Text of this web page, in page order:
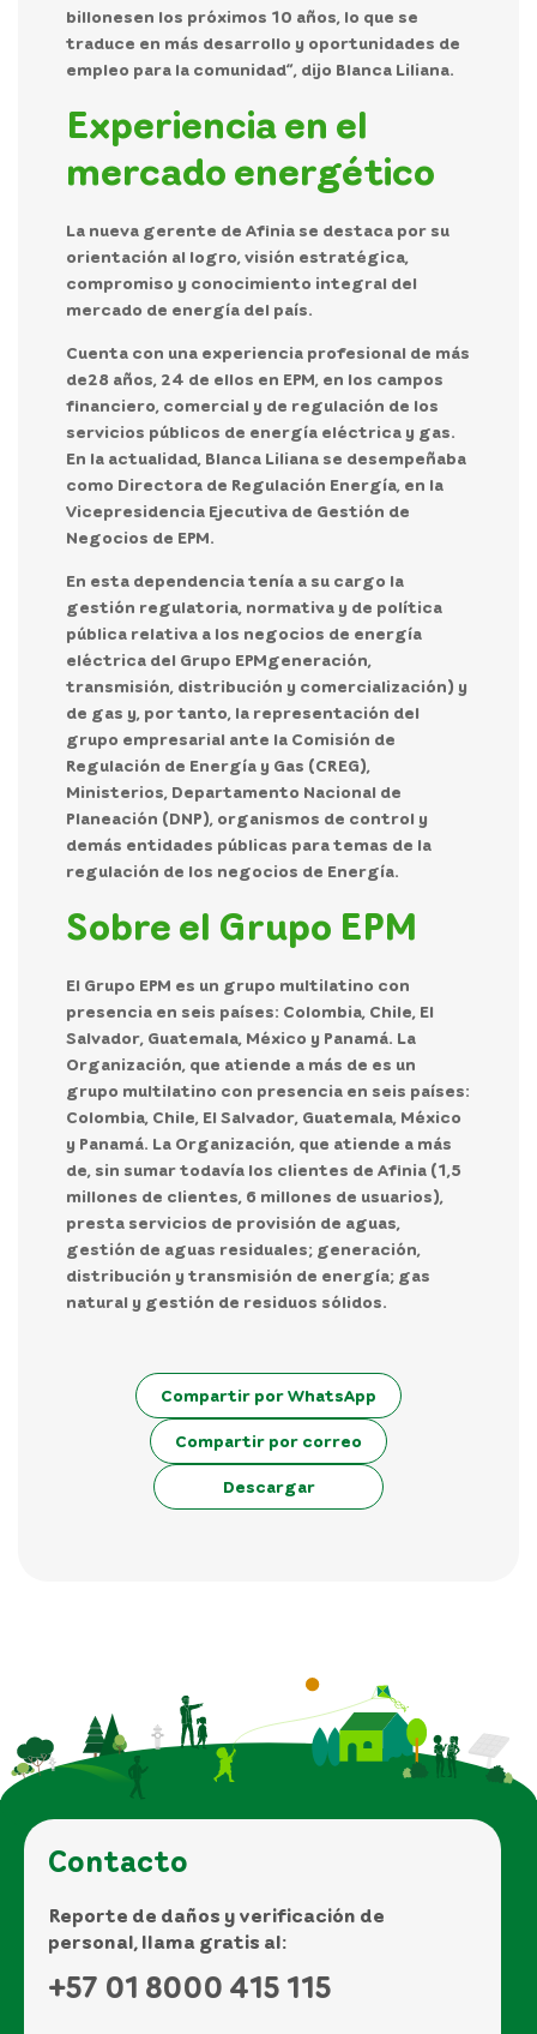
billonesen los próximos 10 años, lo que se
traduce en más desarrollo y oportunidades de
empleo para la comunidad”, dijo Blanca Liliana.
Experiencia en el
mercado energético
La nueva gerente de Afinia se destaca por su
orientación al logro, visión estratégica,
compromiso y conocimiento integral del
mercado de energía del país.
Cuenta con una experiencia profesional de más
de28 años, 24 de ellos en EPM, en los campos
financiero, comercial y de regulación de los
servicios públicos de energía eléctrica y gas.
En la actualidad, Blanca Liliana se desempeñaba
como Directora de Regulación Energía, en la
Vicepresidencia Ejecutiva de Gestión de
Negocios de EPM.
En esta dependencia tenía a su cargo la
gestión regulatoria, normativa y de política
pública relativa a los negocios de energía
eléctrica del Grupo EPMgeneración,
transmisión, distribución y comercialización) y
de gas y, por tanto, la representación del
grupo empresarial ante la Comisión de
Regulación de Energía y Gas (CREG),
Ministerios, Departamento Nacional de
Planeación (DNP), organismos de control y
demás entidades públicas para temas de la
regulación de los negocios de Energía.
Sobre el Grupo EPM
El Grupo EPM es un grupo multilatino con
presencia en seis países: Colombia, Chile, El
Salvador, Guatemala, México y Panamá. La
Organización, que atiende a más de es un
grupo multilatino con presencia en seis países:
Colombia, Chile, El Salvador, Guatemala, México
y Panamá. La Organización, que atiende a más
de, sin sumar todavía los clientes de Afinia (1,5
millones de clientes, 6 millones de usuarios),
presta servicios de provisión de aguas,
gestión de aguas residuales; generación,
distribución y transmisión de energía; gas
natural y gestión de residuos sólidos.
Compartir por WhatsApp
Compartir por correo
Descargar
Contacto
Reporte de daños y verificación de
personal, llama gratis al:
+57 01 8000 415 115